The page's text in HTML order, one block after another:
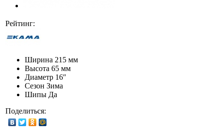
Рейтинг:
Ширина 215 мм
Высота 65 мм
Диаметр 16″
Сезон Зима
Шипы Да
Поделиться: